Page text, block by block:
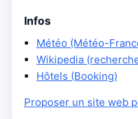
Infos
Météo (Météo-
Wikipedia
Hôtels (Booking)
Proposer un site web